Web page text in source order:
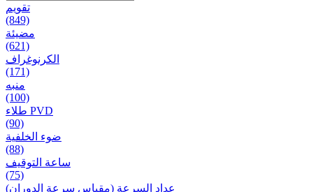
تقويم
(849)
مضيئة
(621)
الكرنوغراف
(171)
منبه
(100)
طلاء PVD
(90)
ضوء الخلفية
(88)
ساعة التوقيف
(75)
عداد السرعة (مقياس سرعة الدوران)